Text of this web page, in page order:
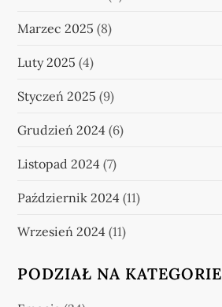
Marzec 2025 (8)
Luty 2025 (4)
Styczeń 2025 (9)
Grudzień 2024 (6)
Listopad 2024 (7)
Październik 2024 (11)
Wrzesień 2024 (11)
PODZIAŁ NA KATEGORIE